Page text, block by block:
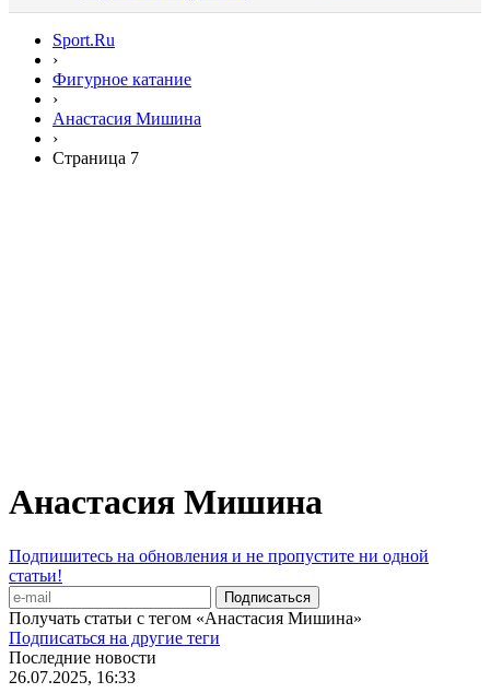
Sport.Ru
›
Фигурное катание
›
Анастасия Мишина
›
Страница 7
Анастасия Мишина
Подпишитесь на обновления и не пропустите ни одной
статьи!
Получать статьи с тегом «Анастасия Мишина»
Подписаться на другие теги
Последние новости
26.07.2025, 16:33